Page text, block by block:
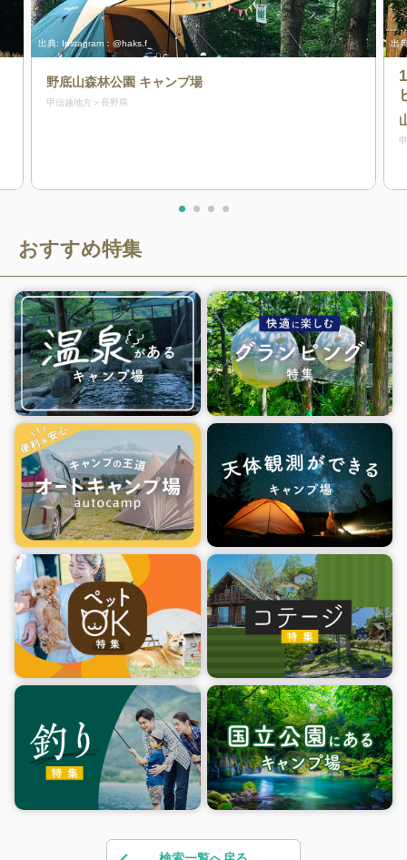
出典: Instagram：@haks.f
野底山森林公園 キャンプ場
甲信越地方 長野県
出
おすすめ特集